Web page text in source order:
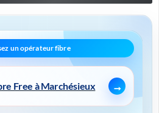
Free à Marchésieux